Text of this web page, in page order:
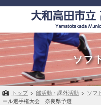
コ
ン
ツ
へ
ス
キ
ッ
プ
ナ
ー
シ
ョ
ン
に
移
動
ソフ
トップ > 部活動・課外活動 > ソフ
ール選手権大会 奈良県予選